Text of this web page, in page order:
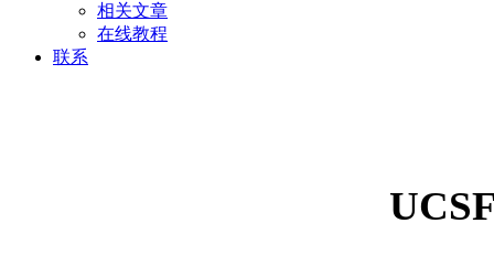
相关文章
在线教程
联系